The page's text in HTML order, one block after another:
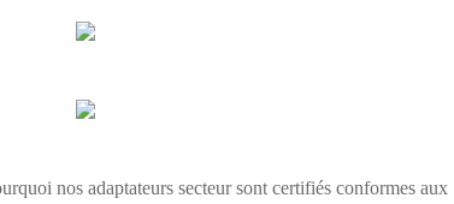
nos adaptateurs secteur sont certifiés conformes aux